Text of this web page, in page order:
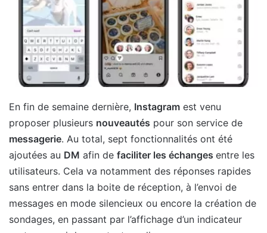
En fin de semaine dernière, Instagram est venu
proposer plusieurs nouveautés pour son service de
messagerie. Au total, sept fonctionnalités ont été
ajoutées au DM afin de faciliter les échanges entre les
utilisateurs. Cela va notamment des réponses rapides
sans entrer dans la boite de réception, à l’envoi de
messages en mode silencieux ou encore la création de
sondages, en passant par l’affichage d’un indicateur